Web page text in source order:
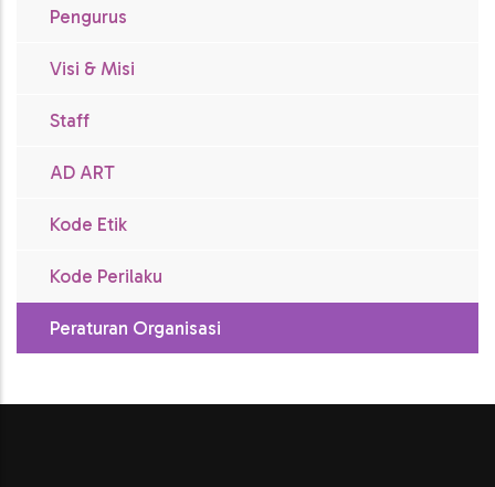
Pengurus
Visi & Misi
Staff
AD ART
Kode Etik
Kode Perilaku
Peraturan Organisasi